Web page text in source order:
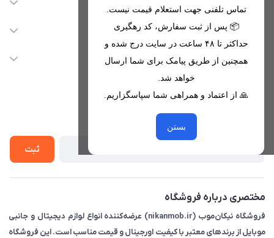
تماس تلفنی جهت استعلام قیمت نیست.
📦 پس از ثبت سفارش، کد رهگیری
حداکثر تا ۴۸ ساعت در سایت درج شده و
همچنین از طریق پیامک برای شما ارسال
خواهد شد.
🙏 از اعتماد و همراهی شما سپاسگزاریم.
بستن
اطلاعات تماس
09221680256 - 09373782289
nikanmobstore@gmail.com
هرمزگان، بندرخمیر، شهرک رودبار
دسترسی سریع
لیست محصولات
خدمات مشتریان
حریم خصوصی
از جدید‌ترین تخفیف‌ها با‌ خبر شوید
ثبت
مختصری درباره فروشگاه
فروشگاه نیکان‌موب (nikanmob.ir) عرضه‌کننده انواع لوازم دیجیتال و جانبی
موبایل از برندهای معتبر با کیفیت اورجینال و قیمت مناسب است. این فروشگاه